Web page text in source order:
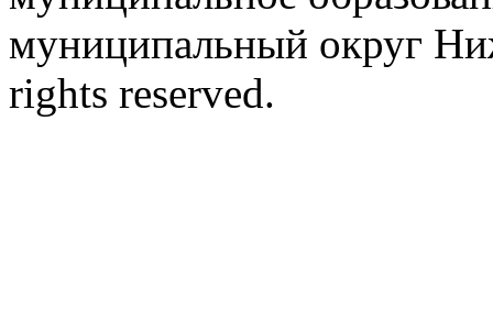
муниципальный округ
rights reserved.